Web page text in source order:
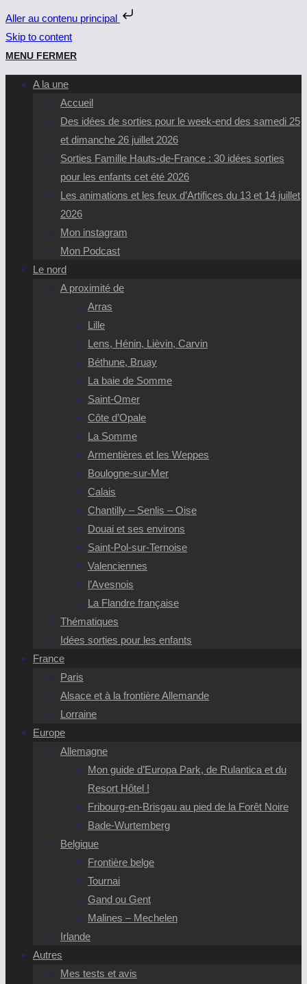
Aller au contenu principal
Skip to content
MENU FERMER
A la une
Accueil
Des idées de sorties pour le week-end des samedi 25
et dimanche 26 juillet 2026
Sorties Famille Hauts-de-France : 30 idées sorties
pour les enfants cet été 2026
Les animations et les feux d’Artifices du 13 et 14 juillet
2026
Mon instagram
Mon Podcast
Le nord
A proximité de
Arras
Lille
Lens, Hénin, Lièvin, Carvin
Béthune, Bruay
La baie de Somme
Saint-Omer
Côte d’Opale
La Somme
Armentières et les Weppes
Boulogne-sur-Mer
Calais
Chantilly – Senlis – Oise
Douai et ses environs
Saint-Pol-sur-Ternoise
Valenciennes
l’Avesnois
La Flandre française
Thématiques
Idées sorties pour les enfants
France
Paris
Alsace et à la frontière Allemande
Lorraine
Europe
Allemagne
Mon guide d’Europa Park, de Rulantica et du
Resort Hôtel !
Fribourg-en-Brisgau au pied de la Forêt Noire
Bade-Wurtemberg
Belgique
Frontière belge
Tournai
Gand ou Gent
Malines – Mechelen
Irlande
Autres
Mes tests et avis